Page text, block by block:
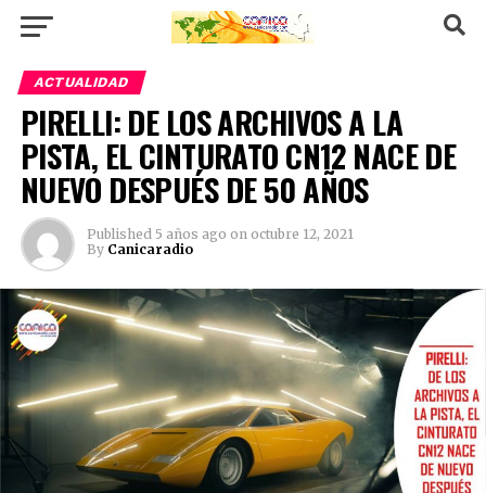
ACTUALIDAD
PIRELLI: DE LOS ARCHIVOS A LA
PISTA, EL CINTURATO CN12 NACE DE
NUEVO DESPUÉS DE 50 AÑOS
Published 5 años ago on octubre 12, 2021
By Canicaradio